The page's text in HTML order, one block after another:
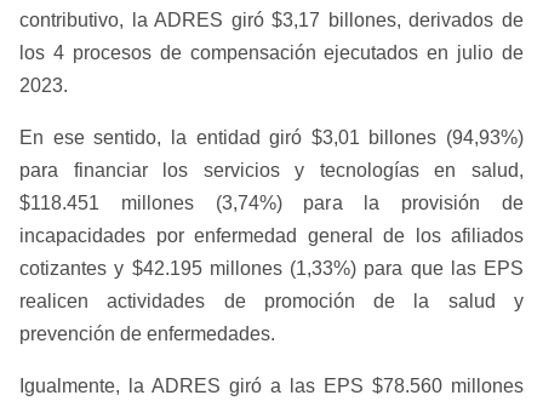
contributivo, la ADRES giró $3,17 billones, derivados de
los 4 procesos de compensación ejecutados en julio de
2023.
En ese sentido, la entidad giró $3,01 billones (94,93%)
para financiar los servicios y tecnologías en salud,
$118.451 millones (3,74%) para la provisión de
incapacidades por enfermedad general de los afiliados
cotizantes y $42.195 millones (1,33%) para que las EPS
realicen actividades de promoción de la salud y
prevención de enfermedades.
Igualmente, la ADRES giró a las EPS $78.560 millones